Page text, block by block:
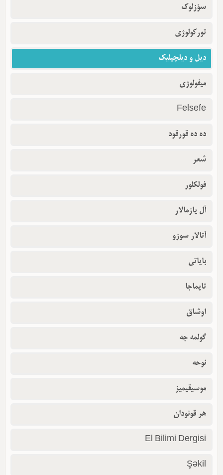
سؤزلوک
تورکولوژی
دیل و دیلچیلیک
میفولوژی
Felsefe
ده ده قورقود
شعر
فولکلور
أل یازمالار
آتالار سوزو
بایاتی
تاپماجا
اوشاق
گولمه جه
نوحه
موسیقیمیز
هر قونودان
El Bilimi Dergisi
Şəkil